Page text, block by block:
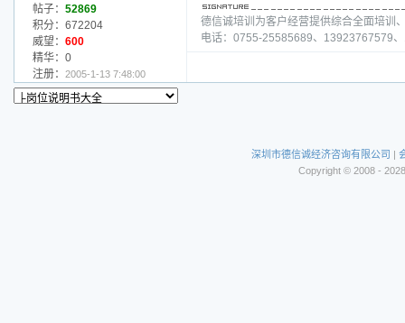
帖子： 52869
积分：672204
威望： 600
精华：0
注册： 2005-1-13 7:48:00
德信诚培训为客户经营提供综合全面培训
电话：0755-25585689、13923767579
深圳市德信诚经济咨询有限公司 |
Copyright © 2008 -